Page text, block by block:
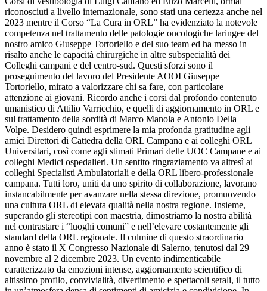
riconosciuti a livello internazionale, sono stati una certezza anche nel
2023 mentre il Corso “La Cura in ORL” ha evidenziato la notevole
competenza nel trattamento delle patologie oncologiche laringee del
nostro amico Giuseppe Tortoriello e del suo team ed ha messo in
risalto anche le capacità chirurgiche in altre subspecialità dei
Colleghi campani e del centro-sud. Questi sforzi sono il
proseguimento del lavoro del Presidente AOOI Giuseppe
Tortoriello, mirato a valorizzare chi sa fare, con particolare
attenzione ai giovani. Ricordo anche i corsi dal profondo contenuto
umanistico di Attilio Varricchio, e quelli di aggiornamento in ORL e
sul trattamento della sordità di Marco Manola e Antonio Della
Volpe. Desidero quindi esprimere la mia profonda gratitudine agli
amici Direttori di Cattedra della ORL Campana e ai colleghi ORL
Universitari, così come agli stimati Primari delle UOC Campane e ai
colleghi Medici ospedalieri. Un sentito ringraziamento va altresì ai
colleghi Specialisti Ambulatoriali e della ORL libero-professionale
campana. Tutti loro, uniti da uno spirito di collaborazione, lavorano
instancabilmente per avanzare nella stessa direzione, promuovendo
una cultura ORL di elevata qualità nella nostra regione. Insieme,
superando gli stereotipi con maestria, dimostriamo la nostra abilità
nel contrastare i “luoghi comuni” e nell’elevare costantemente gli
standard della ORL regionale. Il culmine di questo straordinario
anno è stato il X Congresso Nazionale di Salerno, tenutosi dal 29
novembre al 2 dicembre 2023. Un evento indimenticabile
caratterizzato da emozioni intense, aggiornamento scientifico di
altissimo profilo, convivialità, divertimento e spettacoli serali, il tutto